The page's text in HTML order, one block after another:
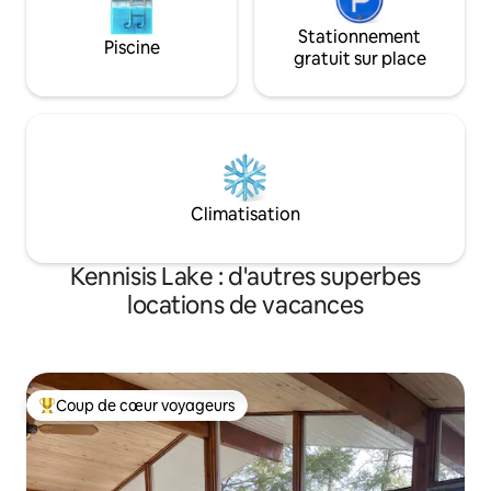
Piscine
Stationnement
gratuit sur place
Climatisation
Kennisis Lake : d'autres superbes
locations de vacances
Coups de cœur voyageurs les plus appréciés
Coup de cœur voyageurs